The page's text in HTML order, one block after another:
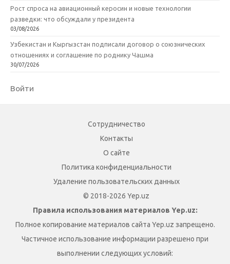
Рост спроса на авиационный керосин и новые технологии
разведки: что обсуждали у президента
03/08/2026
Узбекистан и Кыргызстан подписали договор о союзнических
отношениях и соглашение по роднику Чашма
30/07/2026
Войти
Сотрудничество
Контакты
О сайте
Политика конфиденциальности
Удаление пользовательских данных
© 2018-2026 Yep.uz
Правила использования материалов Yep.uz:
Полное копирование материалов сайта Yep.uz запрещено.
Частичное использование информации разрешено при
выполнении следующих условий: